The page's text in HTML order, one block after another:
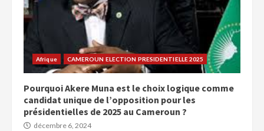
Afrique CAMEROUN ELECTION PRESIDENTIELLE 2025
Pourquoi Akere Muna est le choix logique comme
candidat unique de l’opposition pour les
présidentielles de 2025 au Cameroun ?
décembre 6, 2024